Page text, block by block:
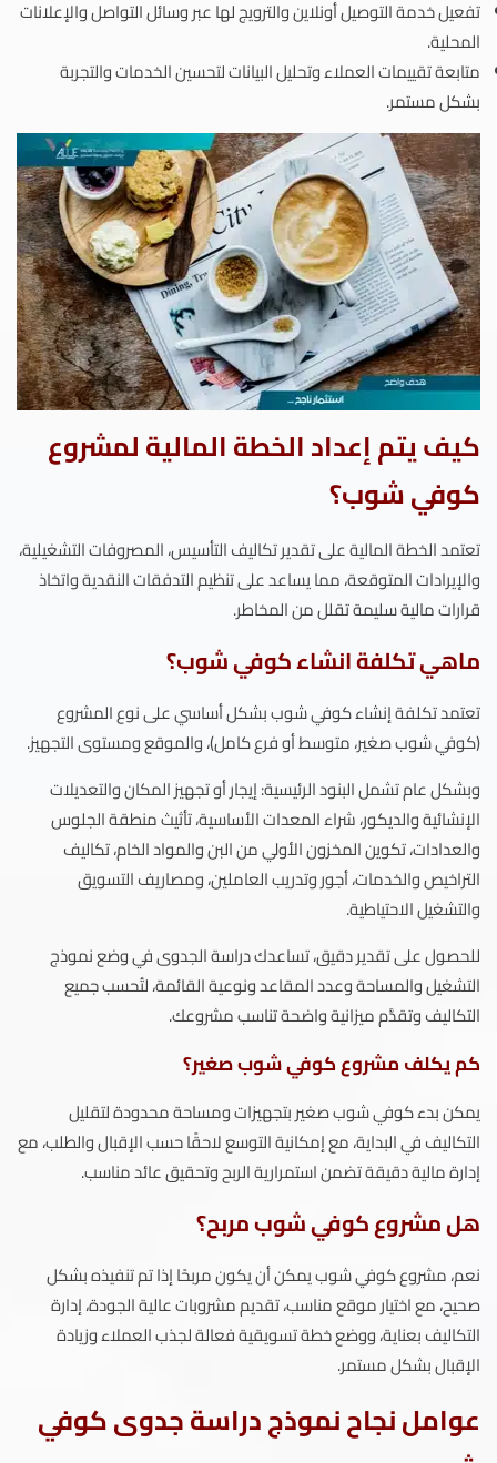
تفعيل خدمة التوصيل أونلاين والترويج لها عبر وسائل التواصل والإعلانات
المحلية.
متابعة تقييمات العملاء وتحليل البيانات لتحسين الخدمات والتجربة
بشكل مستمر.
كيف يتم إعداد الخطة المالية لمشروع
كوفي شوب؟
تعتمد الخطة المالية على تقدير تكاليف التأسيس، المصروفات التشغيلية،
والإيرادات المتوقعة، مما يساعد على تنظيم التدفقات النقدية واتخاذ
قرارات مالية سليمة تقلل من المخاطر.
ماهي تكلفة انشاء كوفي شوب؟
تعتمد تكلفة إنشاء كوفي شوب بشكل أساسي على نوع المشروع
(كوفي شوب صغير، متوسط أو فرع كامل)، والموقع ومستوى التجهيز.
وبشكل عام تشمل البنود الرئيسية: إيجار أو تجهيز المكان والتعديلات
الإنشائية والديكور، شراء المعدات الأساسية، تأثيث منطقة الجلوس
والعدادات، تكوين المخزون الأولي من البن والمواد الخام، تكاليف
التراخيص والخدمات، أجور وتدريب العاملين، ومصاريف التسويق
والتشغيل الاحتياطية.
للحصول على تقدير دقيق، تساعدك دراسة الجدوى في وضع نموذج
التشغيل والمساحة وعدد المقاعد ونوعية القائمة، لتُحسب جميع
التكاليف وتقدَّم ميزانية واضحة تناسب مشروعك.
كم يكلف مشروع كوفي شوب صغير؟
يمكن بدء كوفي شوب صغير بتجهيزات ومساحة محدودة لتقليل
التكاليف في البداية، مع إمكانية التوسع لاحقًا حسب الإقبال والطلب، مع
إدارة مالية دقيقة تضمن استمرارية الربح وتحقيق عائد مناسب.
هل مشروع كوفي شوب مربح؟
نعم، مشروع كوفي شوب يمكن أن يكون مربحًا إذا تم تنفيذه بشكل
صحيح، مع اختيار موقع مناسب، تقديم مشروبات عالية الجودة، إدارة
التكاليف بعناية، ووضع خطة تسويقية فعالة لجذب العملاء وزيادة
الإقبال بشكل مستمر.
عوامل نجاح نموذج دراسة جدوى كوفي